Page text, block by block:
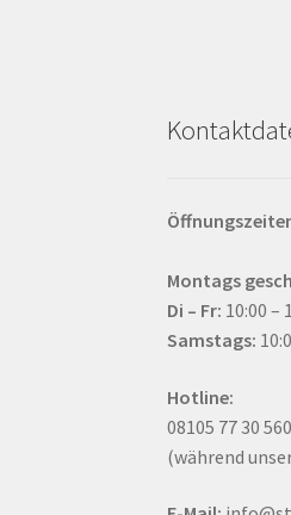
Montags
Di – Fr: 10:00 –
Samstags:
Hotline:
08105 77 30 560
(während